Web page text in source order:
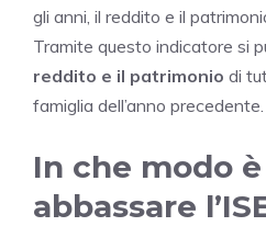
gli anni, il reddito e il
Tramite questo indicatore si
reddito e il patrimonio di
famiglia dell’anno precedente.
In che modo
abbassare